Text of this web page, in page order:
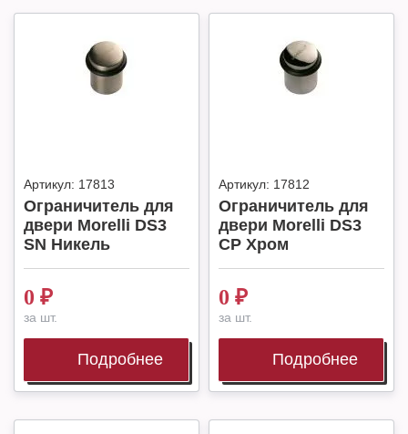
Артикул: 17813
Ограничитель для
двери Morelli DS3
SN Никель
0 ₽
за шт.
Подробнее
Артикул: 17812
Ограничитель для
двери Morelli DS3
CP Хром
0 ₽
за шт.
Подробнее